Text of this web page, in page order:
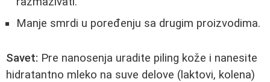
Manje smrdi u poređenju sa drugim proizvodima.
Savet: Pre nanosenja uradite piling kože i nanesite
hidratantno mleko na suve delove (laktovi, kolena)